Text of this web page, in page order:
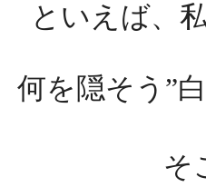
といえば、
何を隠そう”
そ